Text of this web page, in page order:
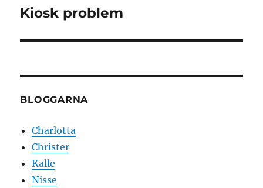
Nästa
Kiosk problem
BLOGGARNA
Charlotta
Christer
Kalle
Nisse